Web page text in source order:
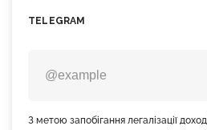
TELEGRAM
З метою запобігання легалізації